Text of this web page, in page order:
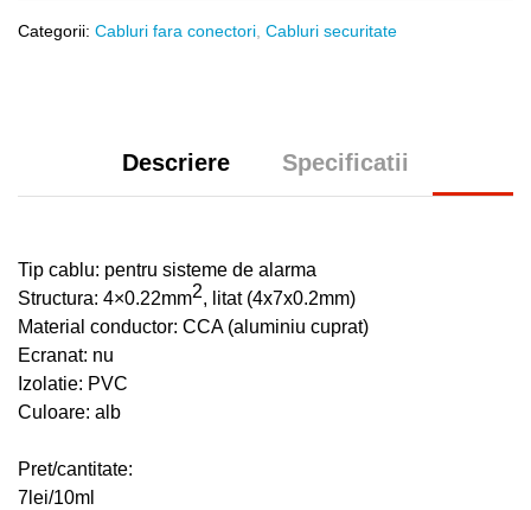
Categorii: Cabluri fara conectori Cabluri securitate
Descriere Specificatii
Tip cablu: pentru sisteme de alarma
Structura: 4×0.22mm2, litat (4x7x0.2mm)
Material conductor: CCA (aluminiu cuprat)
Ecranat: nu
Izolatie: PVC
Culoare: alb
Pret/cantitate:
7lei/10ml